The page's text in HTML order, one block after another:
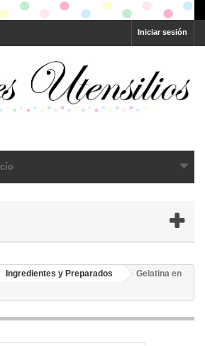
Iniciar sesión
Ingredientes y Preparados
Gelatina en